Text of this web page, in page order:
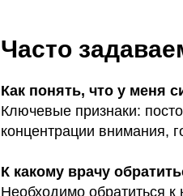
Часто
Как понять, что у меня
Ключевые признаки:
концентрации внимания,
К какому врачу
Необходимо обратиться к